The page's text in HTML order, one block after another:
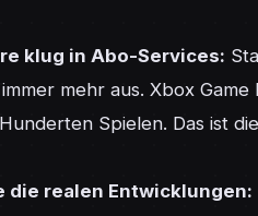
klug in Abo-Services:
mehr aus. Xbox
Spielen. Das ist
die realen Entwicklungen: